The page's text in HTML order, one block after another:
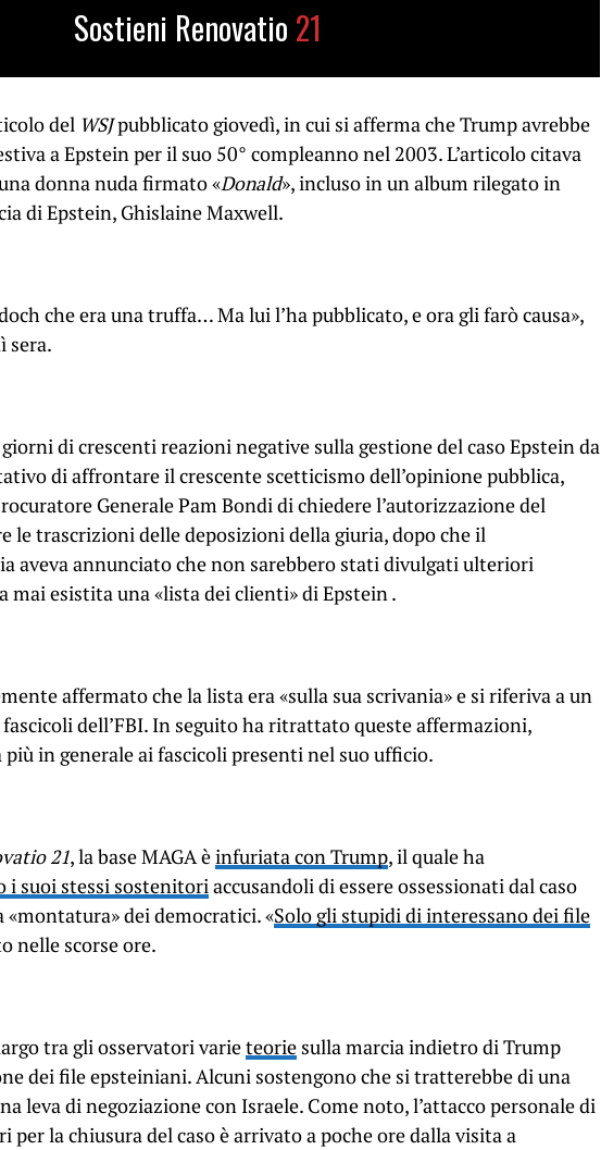
Sostieni Renovatio 21
del WSJpubblicato giovedì, in cui si afferma che Trump avrebbe
a Epstein per il suo 50° compleanno nel 2003. L’articolo citava
donna nuda firmato «Donald», incluso in un album rilegato in
di Epstein, Ghislaine Maxwell.
che era una truffa… Ma lui l’ha pubblicato, e ora gli farò causa»,
sera.
di crescenti reazioni negative sulla gestione del caso Epstein da
di affrontare il crescente scetticismo dell’opinione pubblica,
Generale Pam Bondi di chiedere l’autorizzazione del
le trascrizioni delle deposizioni della giuria, dopo che il
aveva annunciato che non sarebbero stati divulgati ulteriori
mai esistita una «lista dei clienti» di Epstein .
affermato che la lista era «sulla sua scrivania» e si riferiva a un
dell’FBI. In seguito ha ritrattato queste affermazioni,
in generale ai fascicoli presenti nel suo ufficio.
21, la base MAGA èinfuriata con Trump, il quale ha
i suoi stessi sostenitoriaccusandoli di essere ossessionati dal caso
«montatura» dei democratici. «Solo gli stupidi di interessano dei file
nelle scorse ore.
tra gli osservatori varieteorie sulla marcia indietro di Trump
dei file epsteiniani. Alcuni sostengono che si tratterebbe di una
leva di negoziazione con Israele. Come noto, l’attacco personale di
per la chiusura del caso è arrivato a poche ore dalla visita a